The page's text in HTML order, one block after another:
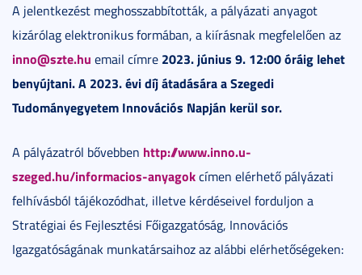
A jelentkezést meghosszabbították, a pályázati anyagot
kizárólag elektronikus formában, a kiírásnak megfelelően az
inno@szte.hu email címre 2023. június 9. 12:00 óráig lehet
benyújtani. A 2023. évi díj átadására a Szegedi
Tudományegyetem Innovációs Napján kerül sor.
A pályázatról bővebben http://www.inno.u-
szeged.hu/informacios-anyagokcímen elérhető pályázati
felhívásból tájékozódhat, illetve kérdéseivel forduljon a
Stratégiai és Fejlesztési Főigazgatóság, Innovációs
Igazgatóságának munkatársaihoz az alábbi elérhetőségeken: